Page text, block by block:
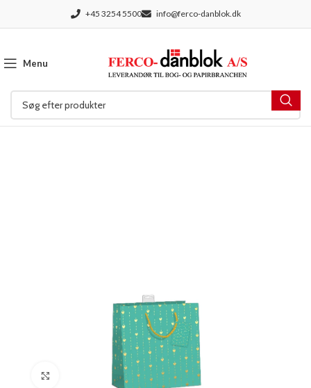
+45 3254 5500 info@ferco-danblok.dk
Menu
Klik for at forstørre